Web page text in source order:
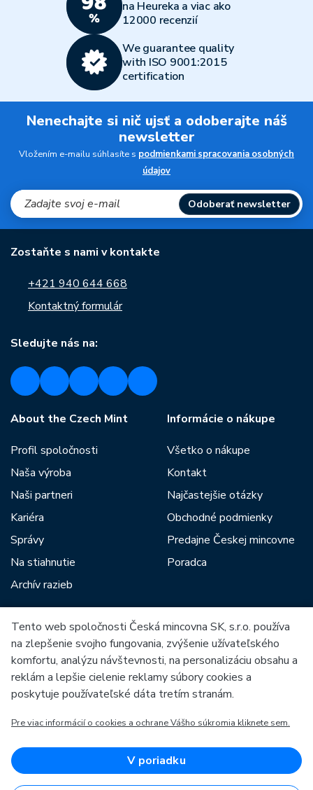
na Heureka a viac ako
12000 recenzií
We guarantee quality
with ISO 9001:2015
certification
Nenechajte si nič ujsť a odoberajte náš
newsletter
Vložením e-mailu súhlasíte s podmienkami spracovania osobných
údajov
Odoberať newsletter
Zostaňte s nami v kontakte
+421 940 644 668
Kontaktný formulár
Sledujte nás na:
About the Czech Mint
Profil spoločnosti
Naša výroba
Naši partneri
Kariéra
Správy
Na stiahnutie
Archív razieb
Informácie o nákupe
Všetko o nákupe
Kontakt
Najčastejšie otázky
Obchodné podmienky
Predajne Českej mincovne
Poradca
Medzi našich partnerov patria:
Európska únia
OP Podnikanie a inovácie pre konkurencieschopnosť
Európsky fond pre regionálny rozvoj
Tento web spoločnosti Česká mincovna SK, s.r.o. používa
na zlepšenie svojho fungovania, zvýšenie užívateľského
komfortu, analýzu návštevnosti, na personalizáciu obsahu a
reklám a lepšie cielenie reklamy súbory cookies a
poskytuje používateľské dáta tretím stranám.
Pre viac informácií o cookies a ochrane Vášho súkromia kliknete sem.
V poriadku